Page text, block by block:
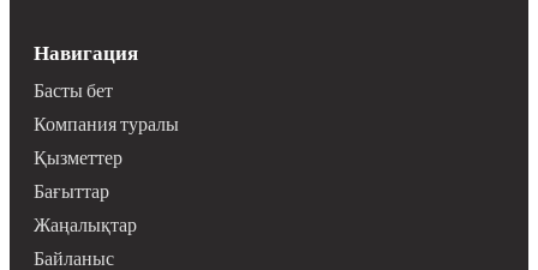
Навигация
Басты бет
Компания туралы
Қызметтер
Бағыттар
Жаңалықтар
Байланыс